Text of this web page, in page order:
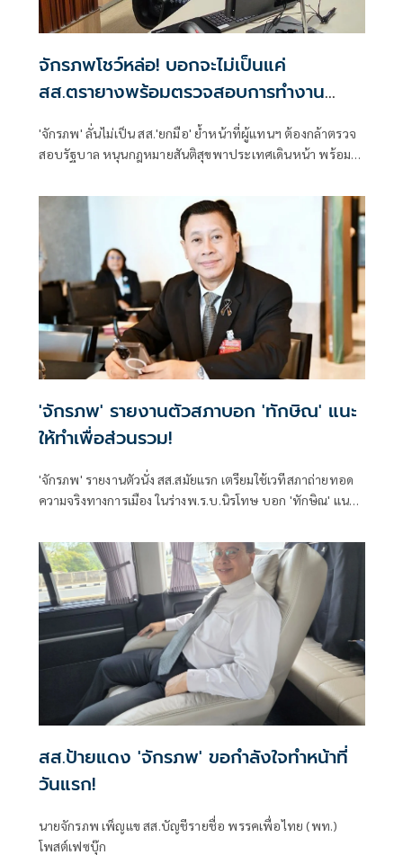
จักรภพโชว์หล่อ! บอกจะไม่เป็นแค่
สส.ตรายางพร้อมตรวจสอบการทำงาน
รัฐบาลด้วย
'จักรภพ' ลั่นไม่เป็น สส.'ยกมือ' ย้ำหน้าที่ผู้แทนฯ ต้องกล้าตรวจ
สอบรัฐบาล หนุนกฎหมายสันติสุขพาประเทศเดินหน้า พร้อมชี้
ประชาชน
'จักรภพ' รายงานตัวสภาบอก 'ทักษิณ' แนะ
ให้ทำเพื่อส่วนรวม!
'จักรภพ' รายงานตัวนั่ง สส.สมัยแรก เตรียมใช้เวทีสภาถ่ายทอด
ความจริงทางการเมือง ในร่างพ.ร.บ.นิรโทษ บอก 'ทักษิณ' แนะ
ความนิยมวันนี้พรุ่งนี้
สส.ป้ายแดง 'จักรภพ' ขอกำลังใจทำหน้าที่
วันแรก!
นายจักรภพ เพ็ญแข สส.บัญชีรายชื่อ พรรคเพื่อไทย (พท.)
โพสต์เฟซบุ๊ก